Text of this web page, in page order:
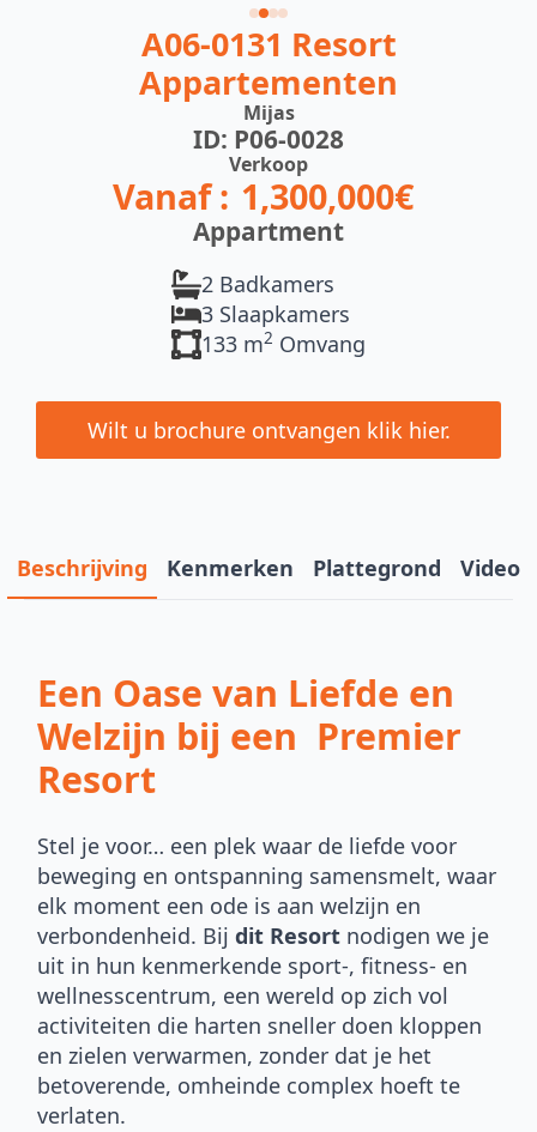
A06-0131 Resort
Appartementen
Mijas
ID: P06-0028
Verkoop
Vanaf : 1,300,000€
Appartment
2 Badkamers
3 Slaapkamers
133 m2 Omvang
Wilt u brochure ontvangen klik hier.
Beschrijving Kenmerken Plattegrond Video
Een Oase van Liefde en
Welzijn bij een Premier
Resort
Stel je voor… een plek waar de liefde voor
beweging en ontspanning samensmelt, waar
elk moment een ode is aan welzijn en
verbondenheid. Bij dit Resort nodigen we je
uit in hun kenmerkende sport-, fitness- en
wellnesscentrum, een wereld op zich vol
activiteiten die harten sneller doen kloppen
en zielen verwarmen, zonder dat je het
betoverende, omheinde complex hoeft te
verlaten.